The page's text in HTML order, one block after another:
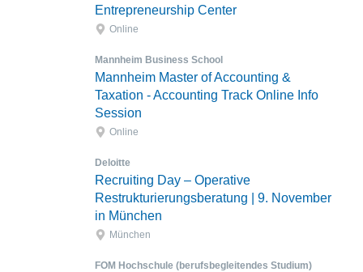
Entrepreneurship Center
Online
Mannheim Business School
Mannheim Master of Accounting &
Taxation - Accounting Track Online Info
Session
Online
Deloitte
Recruiting Day – Operative
Restrukturierungsberatung | 9. November
in München
München
FOM Hochschule (berufsbegleitendes Studium)